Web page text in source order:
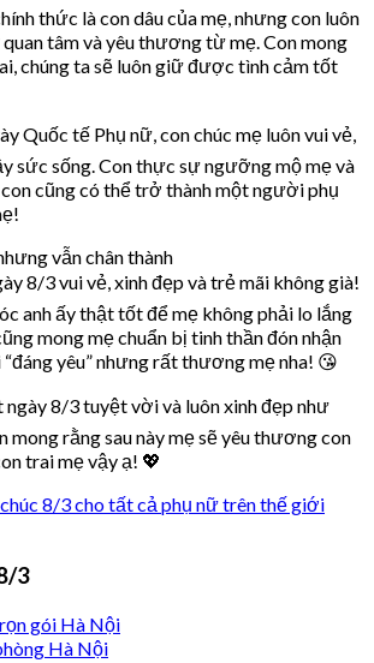
thức là con dâu của mẹ, nhưng con luôn
tâm và yêu thương từ mẹ. Con mong
chúng ta sẽ luôn giữ được tình cảm tốt
Quốc tế Phụ nữ, con chúc mẹ luôn vui vẻ,
sức sống. Con thực sự ngưỡng mộ mẹ và
con cũng có thể trở thành một người phụ
vẫn chân thành
8/3 vui vẻ, xinh đẹp và trẻ mãi không già!
anh ấy thật tốt để mẹ không phải lo lắng
mong mẹ chuẩn bị tinh thần đón nhận
yêu” nhưng rất thương mẹ nha! 😘
ngày 8/3 tuyệt vời và luôn xinh đẹp như
rằng sau này mẹ sẽ yêu thương con
trai mẹ vậy ạ! 💖
8/3 cho tất cả phụ nữ trên thế giới
3
gói Hà Nội
Hà Nội